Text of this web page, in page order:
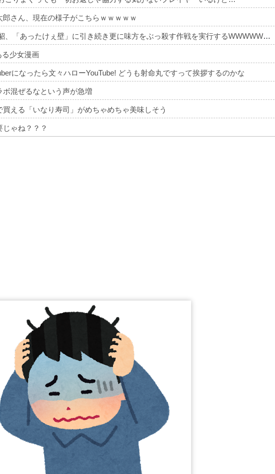
さん、現在の様子がこちらｗｗｗｗｗ
【悲報】 キングダムの河了貂、「あったけぇ壁」に引き続き更に味方をぶっ殺す作戦を実行するWWWWWWWWWWWWWWWWWWWWWWWWWWWWWWWWWWWWWWWWWWWWWWWW
る少女漫画
になったら文々ハローYouTube! どうも射命丸ですって挨拶するのかな
ボ混ぜるなという声が急増
買える「いなり寿司」がめちゃめちゃ美味しそう
ゃね？？？